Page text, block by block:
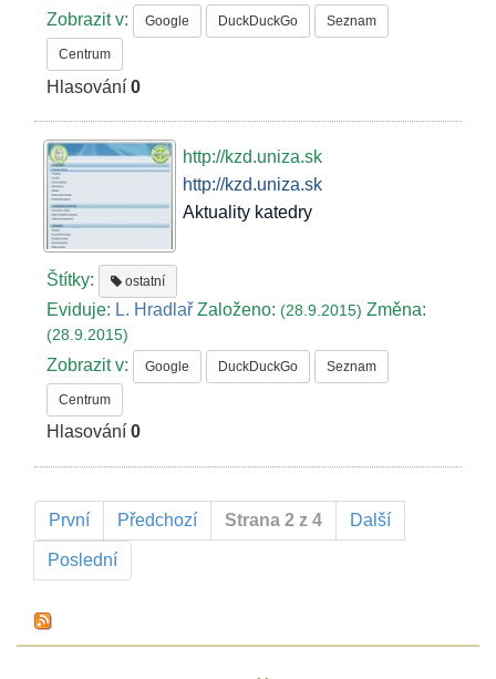
Zobrazit v: Google DuckDuckGo Seznam
Centrum
Hlasování0
http://kzd.uniza.sk
http://kzd.uniza.sk
Aktuality katedry
Štítky: ostatní
Eviduje: L. Hradlař Založeno:(28.9.2015)Změna:
(28.9.2015)
Zobrazit v: Google DuckDuckGo Seznam
Centrum
Hlasování0
První Předchozí Strana 2 z 4 Další
Poslední